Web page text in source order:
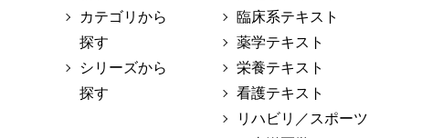
カテゴリから
探す
シリーズから
探す
臨床系テキスト
薬学テキスト
栄養テキスト
看護テキスト
リハビリ／スポーツ